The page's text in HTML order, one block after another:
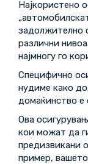
Најкористено
задолжително
различни
најмногу го
Специфично
нудиме како
домаќинство е
Ова
кои можат да
предизвикани
пример,